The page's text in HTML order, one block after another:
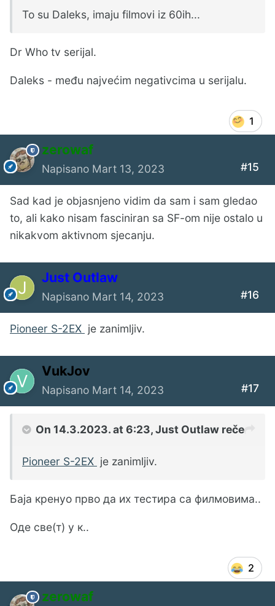
To su Daleks, imaju filmovi iz 60ih...
Dr Who tv serijal.
Daleks - među najvećim negativcima u serijalu.
1
zerowaf
Napisano Mart 13, 2023 #15
Sad kad je objasnjeno vidim da sam i sam gledao
to, ali kako nisam fasciniran sa SF-om nije ostalo u
nikakvom aktivnom sjecanju.
Just Outlaw
Napisano Mart 14, 2023 #16
Pioneer S-2EX je zanimljiv.
VukJov
Napisano Mart 14, 2023 #17
On 14.3.2023. at 6:23,Just Outlaw reče
Pioneer S-2EX je zanimljiv.
Баја кренуо прво да их тестира са филмовима..
Оде све(т) у к..
2
zerowaf